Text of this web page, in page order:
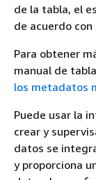
de la tabla, el
de acuerdo
Para obtener
manual de
los metadatos
Puede usar la
crear y
datos se
y proporciona